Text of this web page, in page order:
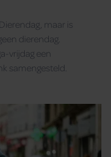
maar is
dierendag.
vrijdag een
samengesteld.